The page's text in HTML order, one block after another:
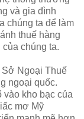
và gia đình
chúng ta để làm
thuế hàng
chúng ta.
Sở Ngoại Thuế
ngoại quốc.
vào kho bạc của
mơ Mỹ